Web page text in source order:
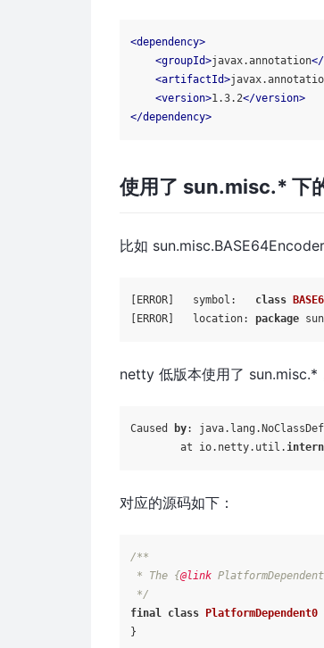
<dependency>
<groupId>javax.annotation</
<artifactId>
<version>1.3.2</version>
</dependency>
使用了 sun.misc.* 下
比如
[ERROR]   symbol: class
[ERROR]   location: package
netty 低版本使用了 sun.misc.*
Caused by:
        at io.netty.util.
对应的源码如下：
/**
* The {@link
*/
final
class PlatformDependent0
}